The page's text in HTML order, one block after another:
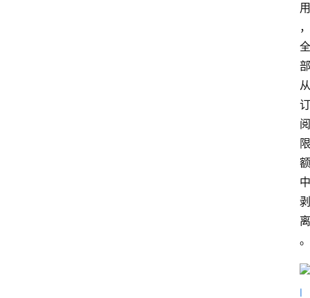
用
，
全
部
从
订
阅
限
额
中
剥
离
。